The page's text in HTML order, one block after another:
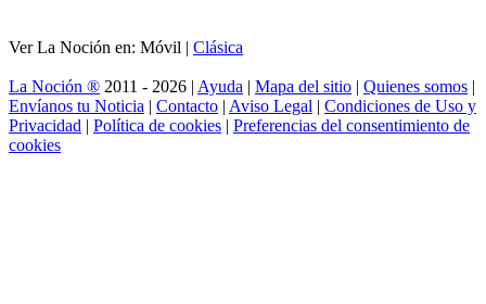
Ver La Noción en: Móvil | Clásica
La Noción ® 2011 - 2026 | Ayuda | Mapa del sitio | Quienes somos |
Envíanos tu Noticia | Contacto | Aviso Legal | Condiciones de Uso y
Privacidad | Política de cookies | Preferencias del consentimiento de
cookies